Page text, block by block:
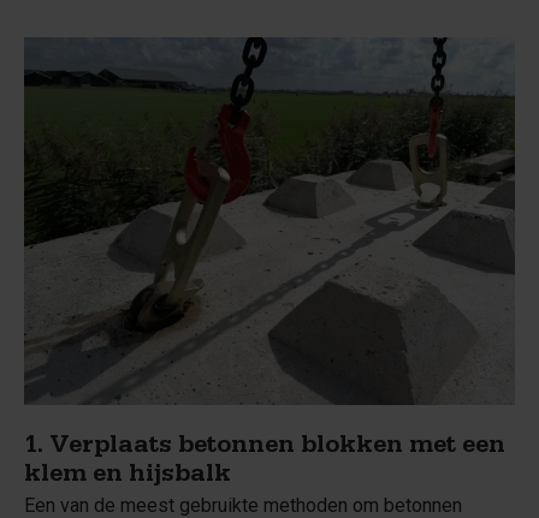
1. Verplaats betonnen blokken met een
klem en hijsbalk
Een van de meest gebruikte methoden om betonnen